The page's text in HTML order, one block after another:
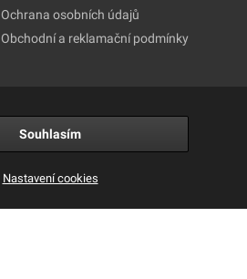
Ochrana osobních údajů
Obchodní a reklamační podmínky
Souhlasím
Nastavení cookies